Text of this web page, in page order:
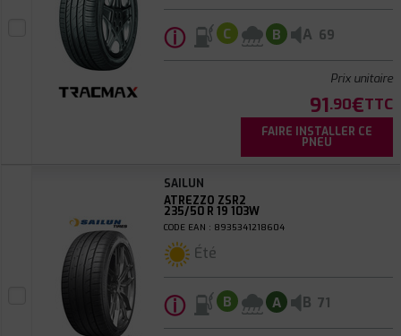
ⓘ C B A 69
Prix unitaire
91.90€TTC
FAIRE INSTALLER CE
PNEU
SAILUN
ATREZZO ZSR2
235/50 R 19 103W
CODE EAN : 8935341218604
Été
ⓘ B A B 71